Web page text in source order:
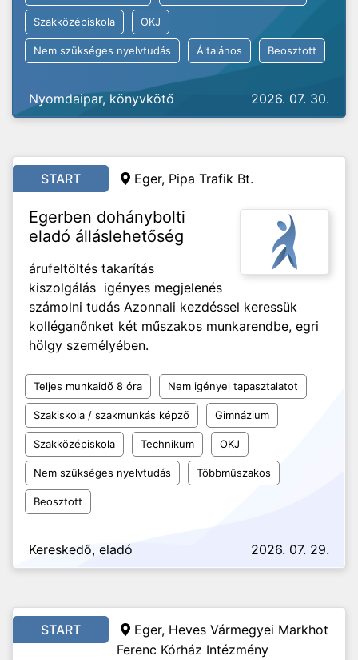
Szakközépiskola OKJ
Nem szükséges nyelvtudás Általános Beosztott
Nyomdaipar, könyvkötő 2026. 07. 30.
START Eger, Pipa Trafik Bt.
Egerben dohánybolti
eladó álláslehetőség
árufeltöltés takarítás
kiszolgálás igényes megjelenés
számolni tudás Azonnali kezdéssel keressük
kolléganőnket két műszakos munkarendbe, egri
hölgy személyében.
Teljes munkaidő 8 óra Nem igényel tapasztalatot
Szakiskola / szakmunkás képző Gimnázium
Szakközépiskola Technikum OKJ
Nem szükséges nyelvtudás Többműszakos
Beosztott
Kereskedő, eladó 2026. 07. 29.
START
Eger, Heves Vármegyei Markhot
Ferenc Kórház Intézmény